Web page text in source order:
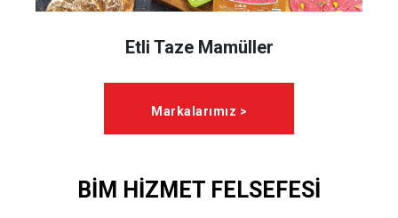
Etli Taze Mamüller
Markalarımız >
BİM HİZMET FELSEFESİ